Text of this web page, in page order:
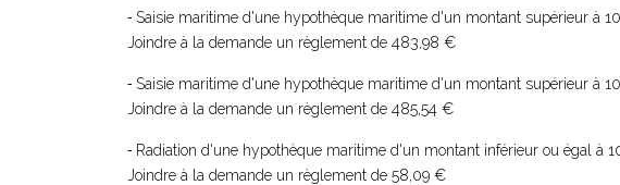
- Saisie maritime d'une hypothèque maritime d'un montant supérieur à
Joindre à la demande un règlement de 483,98 €
- Saisie maritime d'une hypothèque maritime d'un montant supérieur à
Joindre à la demande un règlement de 485,54 €
- Radiation d'une hypothèque maritime d'un montant inférieur ou égal à
Joindre à la demande un règlement de 58,09 €